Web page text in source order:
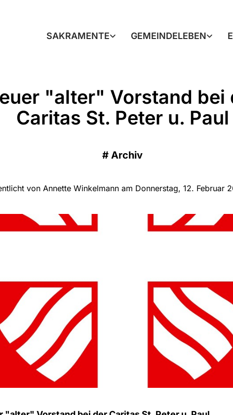
SAKRAMENTE GEMEINDELEBEN
"alter" Vorstand bei
Caritas St. Peter u. Paul
# Archiv
von Annette Winkelmann am Donnerstag, 12. Februar